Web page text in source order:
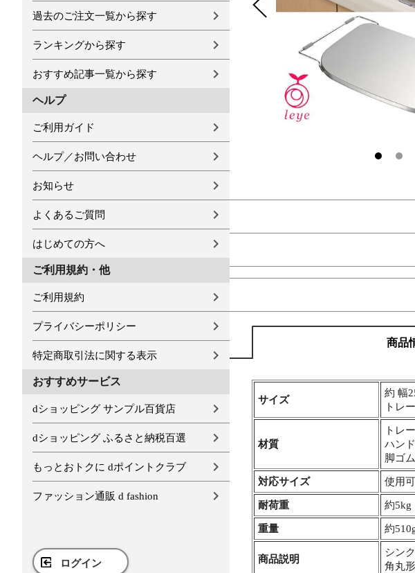
過去のご注文一覧から探す
ランキングから探す
おすすめ記事一覧から探す
ヘルプ
ご利用ガイド
ヘルプ／お問い合わせ
お知らせ
よくあるご質問
はじめての方へ
ご利用規約・他
ご利用規約
プライバシーポリシー
特定商取引法に関する表示
おすすめサービス
dショッピング サンプル百貨店
dショッピング ふるさと納税百選
もっとおトクに dポイントクラブ
ファッション通販 d fashion
ログイン
商品
サイズ
約 幅
トレ
材質
トレ
ハン
脚ゴ
対応サイズ 使用
耐荷重 約5kg
重量 約
商品説明
シン
角丸